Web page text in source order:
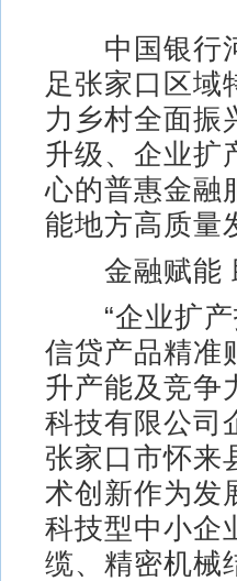
中国银行河
足张家口区域
力乡村全面振
升级、企业扩
心的普惠金融
能地方高质量
金融赋能
“企业扩产
信贷产品精准
升产能及竞争
科技有限公司
张家口市怀来
术创新作为发
科技型中小企
缆、精密机械